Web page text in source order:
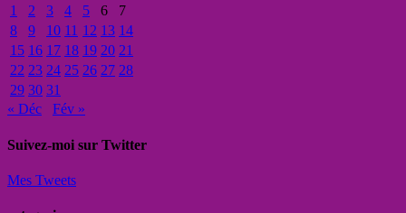
1
2 3 4 5 6
7
8
9 10 11 12 13 14
15 16 17 18 19 20 21
22 23 24 25 26 27 28
29 30 31
« Déc
Fév »
Suivez-moi sur Twitter
Mes Tweets